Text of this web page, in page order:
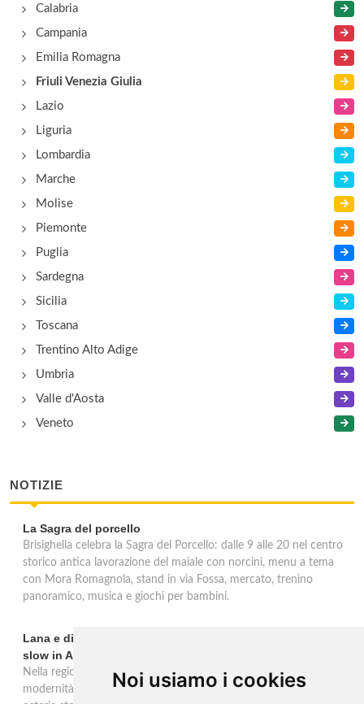
Noi usiamo i cookies
Calabria
Campania
Emilia Romagna
Friuli Venezia Giulia
Lazio
Liguria
Lombardia
Marche
Molise
Piemonte
Puglia
Sardegna
Sicilia
Toscana
Trentino Alto Adige
Umbria
Valle d'Aosta
Veneto
NOTIZIE
La Sagra del porcello
Brisighella celebra la Sagra del Porcello: dalle 9 alle 20 nel centro
storico antica lavorazione del maiale con norcini, menu a tema
con Mora Romagnola, stand in via Fossa, mercato, trenino
panoramico, musica e giochi per bambini.
Lana e dintorni: Törggelen, vini d'eccellenza e vacanze
slow in Alto Adige
Nella regione di Lana in Alto Adige tradizione contadina e
modernità si fondono in un'esperienza autentica. Törggelen nelle